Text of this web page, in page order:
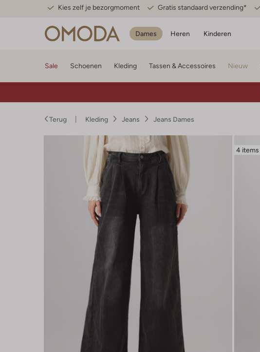
Kies zelf je bezorgmoment Gratis standaard verzending*
Dames Heren Kinderen
Sale Schoenen Kleding Tassen & Accessoires Nieuw
Terug Kleding Jeans Jeans Dames
4 items